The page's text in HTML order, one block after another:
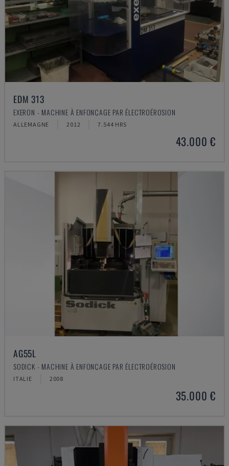
EDM 313
EXERON - MACHINE À ENFONÇAGE PAR ÉLECTROÉROSION
ALLEMAGNE 2012 7.544 HRS
43.000 €
AG55L
SODICK - MACHINE À ENFONÇAGE PAR ÉLECTROÉROSION
ITALIE 2008
35.000 €